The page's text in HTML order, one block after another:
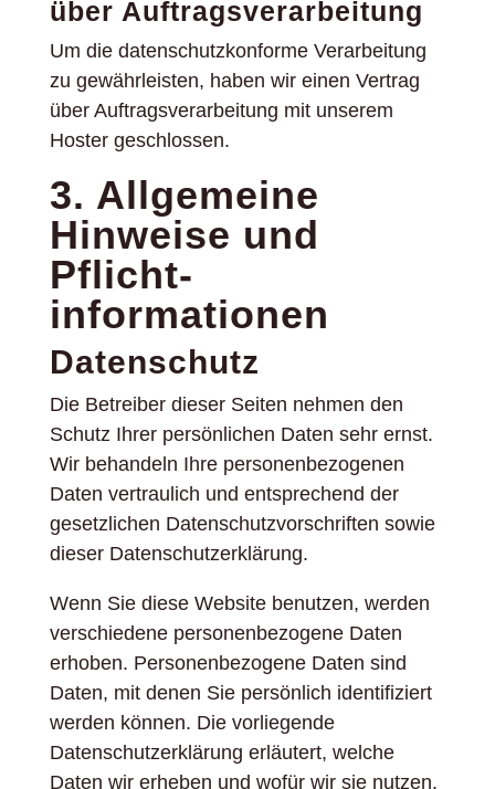
über Auftragsverarbeitung
Um die datenschutzkonforme Verarbeitung
zu gewährleisten, haben wir einen Vertrag
über Auftragsverarbeitung mit unserem
Hoster geschlossen.
3. Allgemeine
Hinweise und
Pflicht­
informationen
Datenschutz
Die Betreiber dieser Seiten nehmen den
Schutz Ihrer persönlichen Daten sehr ernst.
Wir behandeln Ihre personenbezogenen
Daten vertraulich und entsprechend der
gesetzlichen Datenschutzvorschriften sowie
dieser Datenschutzerklärung.
Wenn Sie diese Website benutzen, werden
verschiedene personenbezogene Daten
erhoben. Personenbezogene Daten sind
Daten, mit denen Sie persönlich identifiziert
werden können. Die vorliegende
Datenschutzerklärung erläutert, welche
Daten wir erheben und wofür wir sie nutzen.